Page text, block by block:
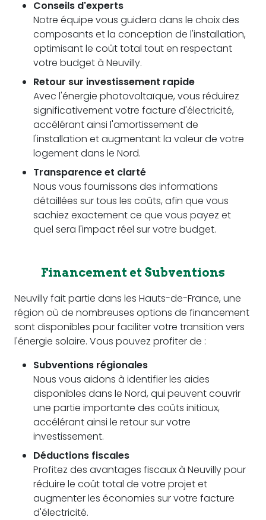
Conseils d'experts
Notre équipe vous guidera dans le choix des
composants et la conception de l'installation,
optimisant le coût total tout en respectant
votre budget à Neuvilly.
Retour sur investissement rapide
Avec l'énergie photovoltaïque, vous réduirez
significativement votre facture d'électricité,
accélérant ainsi l'amortissement de
l'installation et augmentant la valeur de votre
logement dans le Nord.
Transparence et clarté
Nous vous fournissons des informations
détaillées sur tous les coûts, afin que vous
sachiez exactement ce que vous payez et
quel sera l'impact réel sur votre budget.
Financement et Subventions
Neuvilly fait partie dans les Hauts-de-France, une
région où de nombreuses options de financement
sont disponibles pour faciliter votre transition vers
l'énergie solaire. Vous pouvez profiter de :
Subventions régionales
Nous vous aidons à identifier les aides
disponibles dans le Nord, qui peuvent couvrir
une partie importante des coûts initiaux,
accélérant ainsi le retour sur votre
investissement.
Déductions fiscales
Profitez des avantages fiscaux à Neuvilly pour
réduire le coût total de votre projet et
augmenter les économies sur votre facture
d'électricité.